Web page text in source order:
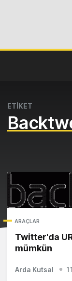
ETİKET
ARAÇLAR
Twitter'da
mümkün
Arda Kutsal